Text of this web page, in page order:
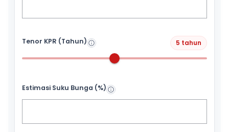
Tenor KPR (Tahun) 5 tahun
Estimasi Suku Bunga (%)